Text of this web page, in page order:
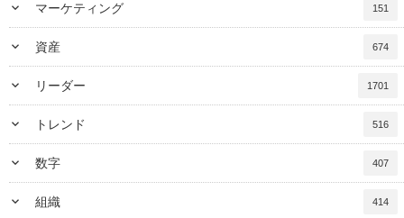
keyboard_arrow_down マーケティング 151
keyboard_arrow_down 資産 674
keyboard_arrow_down リーダー 1701
keyboard_arrow_down トレンド 516
keyboard_arrow_down 数字 407
keyboard_arrow_down 組織 414